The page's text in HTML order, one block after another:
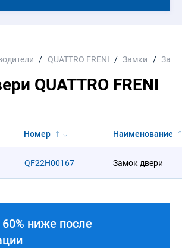
QUATTRO FRENI Замки
QUATTRO FRENI
Номер Наименование
QF22H00167 Замок двери
ниже после